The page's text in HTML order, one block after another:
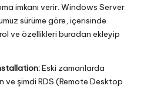
imkanı verir. Windows Server
sürüme göre, içerisinde
ve özellikleri buradan ekleyip
Eski zamanlarda
ve şimdi RDS (Remote Desktop